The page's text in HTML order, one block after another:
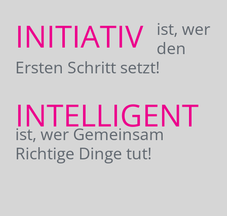
INITIATIV
ist, wer
den
Ersten Schritt setzt!
INTELLIGENT
ist, wer Gemeinsam
Richtige Dinge tut!